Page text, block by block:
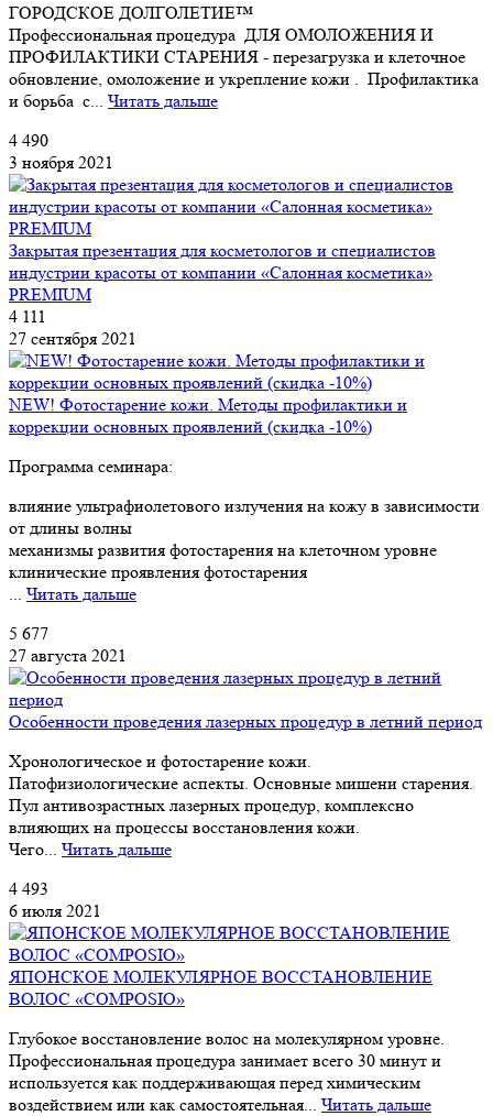
ГОРОДСКОЕ ДОЛГОЛЕТИЕ™
Профессиональная процедура ДЛЯ ОМОЛОЖЕНИЯ И
ПРОФИЛАКТИКИ СТАРЕНИЯ - перезагрузка и клеточное
обновление, омоложение и укрепление кожи . Профилактика
и борьба с... Читать дальше
4 490
3 ноября 2021
Закрытая презентация для косметологов и специалистов
индустрии красоты от компании «Салонная косметика»
PREMIUM
4 111
27 сентября 2021
NEW! Фотостарение кожи. Методы профилактики и
коррекции основных проявлений (скидка -10%)
Программа семинара:
влияние ультрафиолетового излучения на кожу в зависимости
от длины волны
механизмы развития фотостарения на клеточном уровне
клинические проявления фотостарения
... Читать дальше
5 677
27 августа 2021
Особенности проведения лазерных процедур в летний период
Хронологическое и фотостарение кожи.
Патофизиологические аспекты. Основные мишени старения.
Пул антивозрастных лазерных процедур, комплексно
влияющих на процессы восстановления кожи.
Чего... Читать дальше
4 493
6 июля 2021
ЯПОНСКОЕ МОЛЕКУЛЯРНОЕ ВОССТАНОВЛЕНИЕ
ВОЛОС «COMPOSIO»
Глубокое восстановление волос на молекулярном уровне.
Профессиональная процедура занимает всего 30 минут и
используется как поддерживающая перед химическим
воздействием или как самостоятельная... Читать дальше